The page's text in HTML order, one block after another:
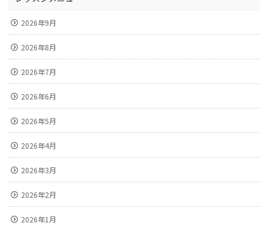
2026年9月
2026年8月
2026年7月
2026年6月
2026年5月
2026年4月
2026年3月
2026年2月
2026年1月